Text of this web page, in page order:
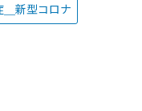
＿新型コロナ